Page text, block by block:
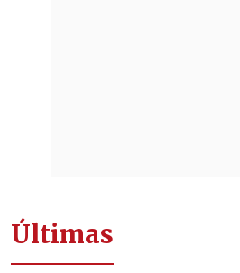
Últimas